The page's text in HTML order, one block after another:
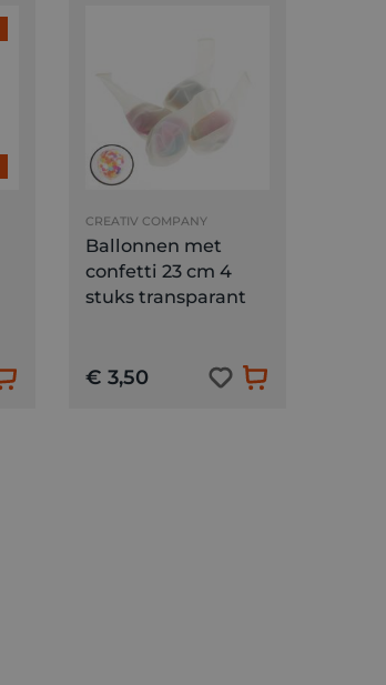
CREATIV COMPANY
Ballonnen met
confetti 23 cm 4
stuks transparant
€ 3,50